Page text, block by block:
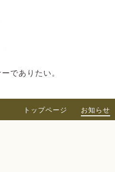
でありたい。
トップページ お知らせ